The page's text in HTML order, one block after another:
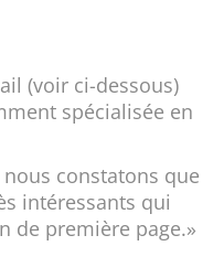
(voir ci-dessous)
spécialisée en
constatons que
intéressants qui
de première page.»